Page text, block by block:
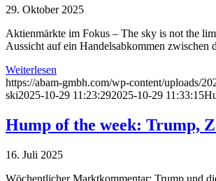
29. Oktober 2025
Aktienmärkte im Fokus – The sky is not the
Aussicht auf ein Handelsabkommen
Weiterlesen
https://abam-gmbh.com/wp-content/uploads/
ski2025-10-29 11:23:292025-10-29 11:33:15
Hump of the week: Trump,
16. Juli 2025